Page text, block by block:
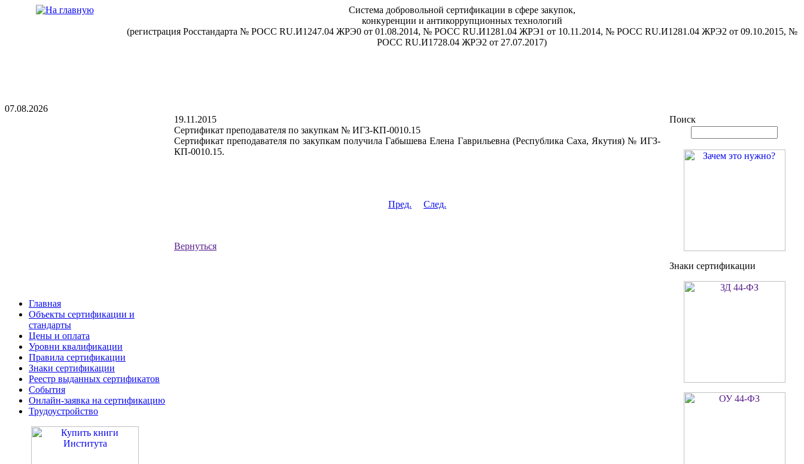
Система добровольной сертификации в сфере закупок,
конкуренции и антикоррупционных технологий
(регистрация Росстандарта № РОСС RU.И1247.04 ЖРЭ0 от 01.08.2014, № РОСС RU.И1281.04 ЖРЭ1 от 10.11.2014, № РОСС RU.И1281.04 ЖРЭ2 от 09.10.2015, №
РОСС RU.И1728.04 ЖРЭ2 от 27.07.2017)
07.08.2026
Главная
Объекты сертификации и
стандарты
Цены и оплата
Уровни квалификации
Правила сертификации
Знаки сертификации
Реестр выданных сертификатов
События
Онлайн-заявка на сертификацию
Трудоустройство
19.11.2015
Сертификат преподавателя по закупкам № ИГЗ-КП-0010.15
Сертификат преподавателя по закупкам получила Габышева Елена Гаврильевна (Республика Саха, Якутия) № ИГЗ-
КП-0010.15.
Пред. След.
Вернуться
Поиск
Знаки сертификации